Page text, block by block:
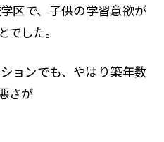
区で、子供の学習意欲が
した。
ョンでも、やはり築年数
さが